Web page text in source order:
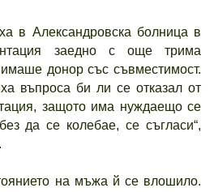
в Александровска болница в
заедно с още трима
донор със съвместимост.
въпроса би ли се отказал от
защото има нуждаещо се
да се колебае, се съгласи“,
на мъжа й се влошило.